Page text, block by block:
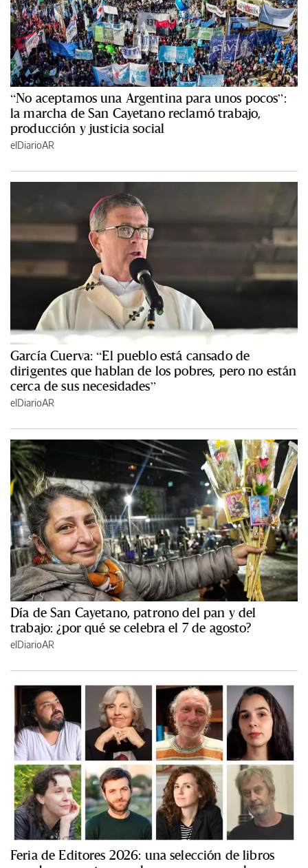
“No aceptamos una Argentina para unos pocos”:
la marcha de San Cayetano reclamó trabajo,
producción y justicia social
elDiarioAR
García Cuerva: “El pueblo está cansado de
dirigentes que hablan de los pobres, pero no están
cerca de sus necesidades”
elDiarioAR
Día de San Cayetano, patrono del pan y del
trabajo: ¿por qué se celebra el 7 de agosto?
elDiarioAR
Feria de Editores 2026: una selección de libros